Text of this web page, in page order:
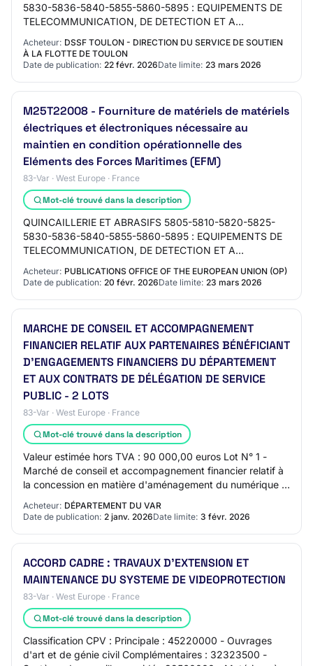
5830-5836-5840-5855-5860-5895 : EQUIPEMENTS DE
TELECOMMUNICATION, DE DETECTION ET A
5925-5930-5935-5940-5945-595…
Acheteur: DSSF TOULON - DIRECTION DU SERVICE DE SOUTIEN
À LA FLOTTE DE TOULON
Date de publication: 22 févr. 2026Date limite: 23 mars 2026
M25T22008 - Fourniture de matériels de matériels
électriques et électroniques nécessaire au
maintien en condition opérationnelle des
Eléments des Forces Maritimes (EFM)
83-Var · West Europe · France
Mot-clé trouvé dans la description
QUINCAILLERIE ET ABRASIFS 5805-5810-5820-5825-
5830-5836-5840-5855-5860-5895 : EQUIPEMENTS DE
TELECOMMUNICATION, DE DETECTION ET A
5925-5930-5935-5940-5945-595…
Acheteur: PUBLICATIONS OFFICE OF THE EUROPEAN UNION (OP)
Date de publication: 20 févr. 2026Date limite: 23 mars 2026
MARCHE DE CONSEIL ET ACCOMPAGNEMENT
FINANCIER RELATIF AUX PARTENAIRES BÉNÉFICIANT
D'ENGAGEMENTS FINANCIERS DU DÉPARTEMENT
ET AUX CONTRATS DE DÉLÉGATION DE SERVICE
PUBLIC - 2 LOTS
83-Var · West Europe · France
Mot-clé trouvé dans la description
Valeur estimée hors TVA : 90 000,00 euros Lot N° 1 -
Marché de conseil et accompagnement financier relatif à
la concession en matière d'aménagement du numérique -
CPV 79412000 La prestation de consei…
Acheteur: DÉPARTEMENT DU VAR
Date de publication: 2 janv. 2026Date limite: 3 févr. 2026
ACCORD CADRE : TRAVAUX D'EXTENSION ET
MAINTENANCE DU SYSTEME DE VIDEOPROTECTION
83-Var · West Europe · France
Mot-clé trouvé dans la description
Classification CPV : Principale : 45220000 - Ouvrages
d'art et de génie civil Complémentaires : 32323500 -